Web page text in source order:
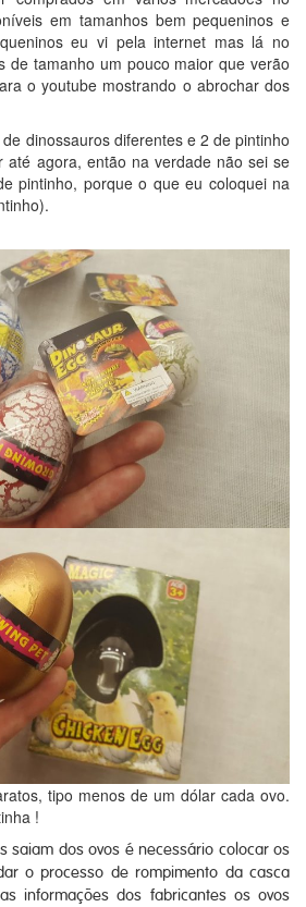
em tamanhos bem pequeninos e
eu vi pela internet mas lá no
de tamanho um pouco maior que verão
o youtube mostrando o abrochar dos
dinossauros diferentes e 2 de pintinho
até agora, então na verdade não sei se
pintinho, porque o que eu coloquei na
tipo menos de um dólar cada ovo.
!
saiam dos ovos é necessário colocar os
o processo de rompimento da casca
informações dos fabricantes os ovos